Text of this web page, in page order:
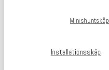
Minishuntskåp
Installationsskåp